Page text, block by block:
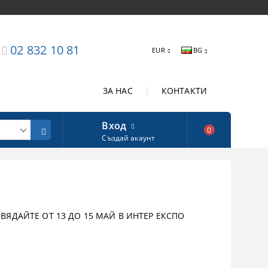
02 832 10 81 EUR BG
ЗА НАС КОНТАКТИ
Вход
Създай акаунт
0
ОТ 13 ДО 15 МАЙ В ИНТЕР ЕКСПО